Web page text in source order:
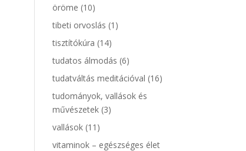
öröme (10)
tibeti orvoslás (1)
tisztítókúra (14)
tudatos álmodás (6)
tudatváltás meditációval (16)
tudományok, vallások és
művészetek (3)
vallások (11)
vitaminok – egészséges élet